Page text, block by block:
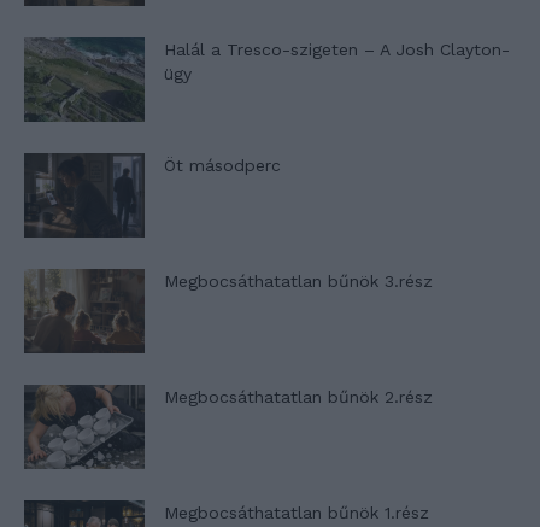
Halál a Tresco-szigeten – A Josh Clayton-
ügy
Öt másodperc
Megbocsáthatatlan bűnök 3.rész
Megbocsáthatatlan bűnök 2.rész
Megbocsáthatatlan bűnök 1.rész